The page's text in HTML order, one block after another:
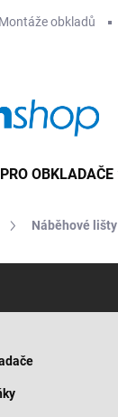
Montáže obkladů
OBKLADAČE
Náběhové lišty